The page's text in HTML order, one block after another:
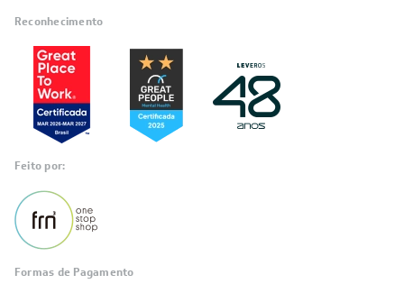
Reconhecimento
Feito por:
Formas de Pagamento